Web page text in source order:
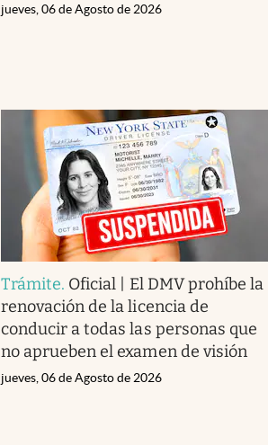
jueves, 06 de Agosto de 2026
Trámite. Oficial | El DMV prohíbe la
renovación de la licencia de
conducir a todas las personas que
no aprueben el examen de visión
jueves, 06 de Agosto de 2026